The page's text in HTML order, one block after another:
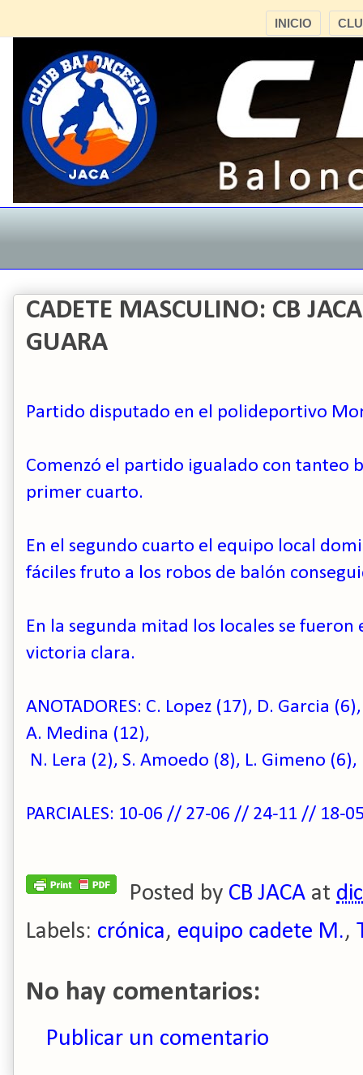
INICIO
CADETE MASCULINO: CB
GUARA
Partido disputado en el polideportivo
Comenzó el partido igualado con tanteo
primer cuarto.
En el segundo cuarto el equipo local
fáciles fruto a los robos de balón
En la segunda mitad los locales se
victoria clara.
ANOTADORES: C. Lopez (17), D. Garcia (6),
A. Medina (12),
N. Lera (2), S. Amoedo (8), L. Gimeno
PARCIALES: 10-06 // 27-06 // 24-11 // 18-
Posted by CB JACA at
Labels: crónica, equipo cadete M.,
No hay comentarios:
Publicar un comentario